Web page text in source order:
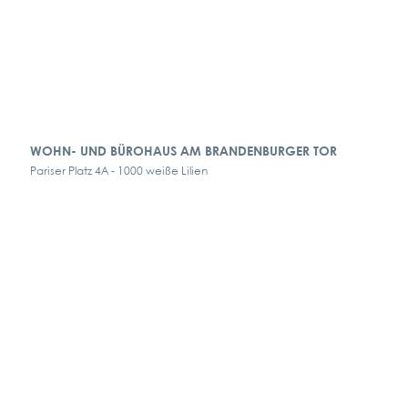
WOHN- UND BÜROHAUS AM BRANDENBURGER TOR
Pariser Platz 4A - 1000 weiße Lilien